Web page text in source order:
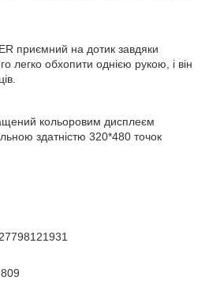
приємний на дотик завдяки
легко обхопити однією рукою, і він
кольоровим дисплеєм
здатністю 320*480 точок